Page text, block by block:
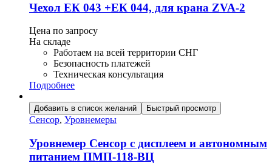
Чехол ЕК 043 +ЕК 044, для крана ZVA-2
Цена по запросу
На складе
Работаем на всей территории СНГ
Безопасность платежей
Техническая консультация
Подробнее
Добавить в список желаний Быстрый просмотр
Сенсор, Уровнемеры
Уровнемер Сенсор с дисплеем и автономным
питанием ПМП-118-ВЦ